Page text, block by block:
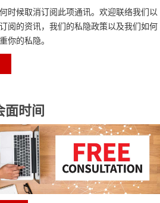
时候取消订阅此项通讯。欢迎联络我们以
阅的资讯，我们的私隐政策以及我们如何
你的私隐。
面时间